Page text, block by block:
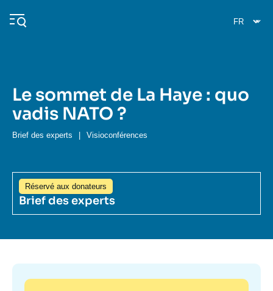
au
contenu
Navigation
principale
L'Ifri
Analyses
Événements
À propos de l'Ifri
L'Ifri en bref
Recherches fréquentes
Proche-Orient
Le sommet de La Haye : quo
vadis NATO ?
Brief des experts Visioconférences
Réservé aux donateurs
Brief des experts
Image